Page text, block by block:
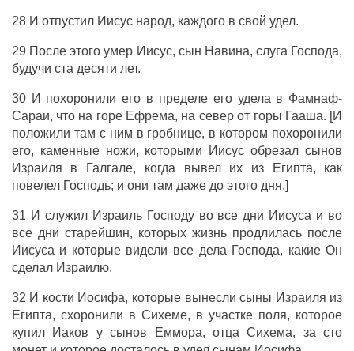
28 И отпустил Иисус народ, каждого в свой удел.
29 После этого умер Иисус, сын Навина, слуга Господа,
будучи ста десяти лет.
30 И похоронили его в пределе его удела в Фамнаф-
Сараи, что на горе Ефрема, на север от горы Гааша. [И
положили там с ним в гробнице, в котором похоронили
его, каменные ножи, которыми Иисус обрезал сынов
Израиля в Галгале, когда вывел их из Египта, как
повелел Господь; и они там даже до этого дня.]
31 И служил Израиль Господу во все дни Иисуса и во
все дни старейшин, которых жизнь продлилась после
Иисуса и которые видели все дела Господа, какие Он
сделал Израилю.
32 И кости Иосифа, которые вынесли сыны Израиля из
Египта, схоронили в Сихеме, в участке поля, которое
купил Иаков у сынов Еммора, отца Сихема, за сто